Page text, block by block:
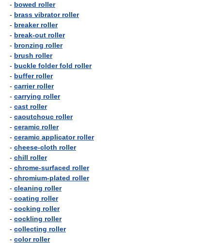
- bowed roller
- brass vibrator roller
- breaker roller
- break-out roller
- bronzing roller
- brush roller
- buckle folder fold roller
- buffer roller
- carrier roller
- carrying roller
- cast roller
- caoutchouc roller
- ceramic roller
- ceramic applicator roller
- cheese-cloth roller
- chill roller
- chrome-surfaced roller
- chromium-plated roller
- cleaning roller
- coating roller
- cocking roller
- cockling roller
- collecting roller
- color roller